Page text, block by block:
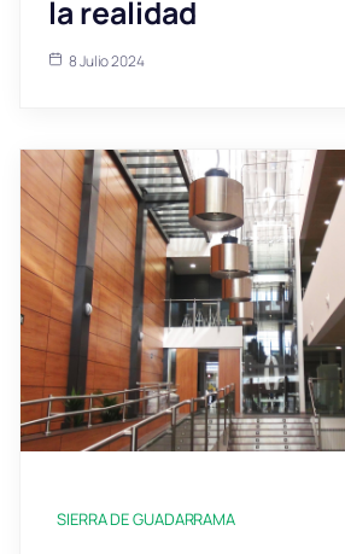
la realidad
8 Julio 2024
SIERRA DE GUADARRAMA